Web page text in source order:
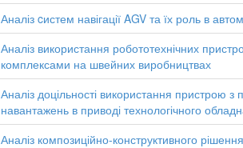
Аналіз cистем навігації AGV та їх роль в
Аналіз використання робототехнічних
комплексами на швейних виробництвах
Аналіз доцільності використання пристрою
навантажень в приводі технологічного
Аналіз композиційно-конструктивного